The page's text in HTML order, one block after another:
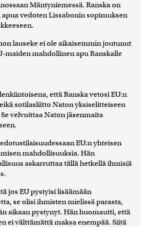
Mäntyniemessä. Ranska on
vedoten Lissabonin sopimuksen
lauseke ei ole aikaisemmin joutunut
maiden mahdollinen apu Ranskalle
että Ranska vetosi EU:n
sotilasliitto Naton yksiselitteiseen
velvoittaa Naton jäsenmaita
EU:n yhteisen
mahdollisuuksia. Hän
askarruttaa tällä hetkellä ihmisiä
jos EU pystyisi lisäämään
se olisi ihmisten mielissä parasta,
aikaan pystynyt. Hän huomautti, että
ei välttämättä maksa enempää. Siitä